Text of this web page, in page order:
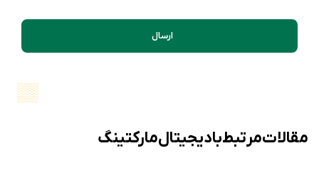
ارسال
مقالات مرتبط با دیجیتال مارکتینگ